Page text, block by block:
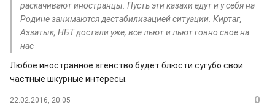
раскачивают иностранцы. Пусть эти казахи едут и у себя на
Родине занимаются дестабилизацией ситуации. Киртаг,
Аззатык, НБТ достали уже, все льют и льют говно свое на
нас
Любое иностранное агенство будет блюсти сугубо свои
частные шкурные интересы.
22.02.2016, 20:05 0